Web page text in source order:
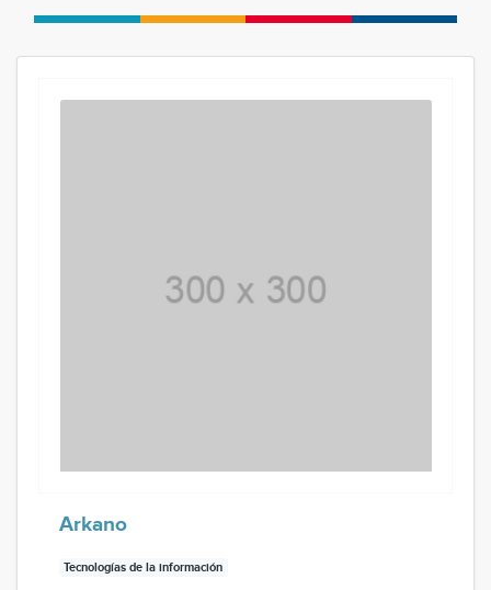
Arkano
Tecnologías de la información